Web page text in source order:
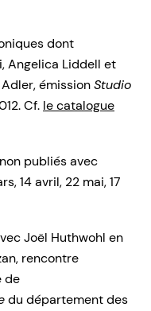
dont
Angelica Liddell et
émissionStudio
Cf. le catalogue
publiés avec
14 avril, 22 mai, 17
Joël Huthwohl en
rencontre
de
du département des